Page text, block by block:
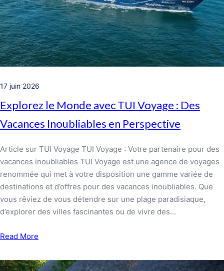
17 juin 2026
Explorez le Monde avec TUI Voyage : Des
Vacances Inoubliables en Perspective
Article sur TUI Voyage TUI Voyage : Votre partenaire pour des
vacances inoubliables TUI Voyage est une agence de voyages
renommée qui met à votre disposition une gamme variée de
destinations et d’offres pour des vacances inoubliables. Que
vous rêviez de vous détendre sur une plage paradisiaque,
d’explorer des villes fascinantes ou de vivre des…
Read More